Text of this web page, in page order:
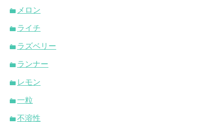
メロン
ライチ
ラズベリー
ランナー
レモン
一粒
不溶性